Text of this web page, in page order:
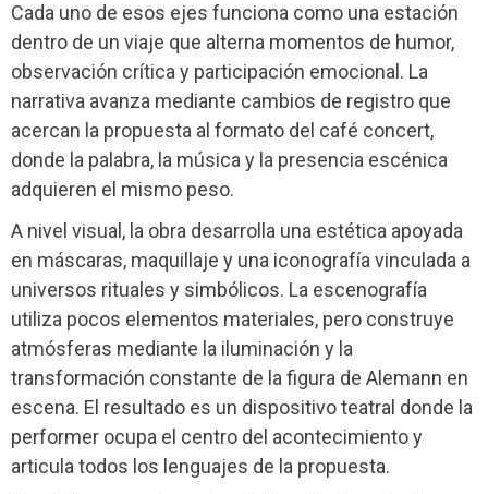
Cada uno de esos ejes funciona como una estación
dentro de un viaje que alterna momentos de humor,
observación crítica y participación emocional. La
narrativa avanza mediante cambios de registro que
acercan la propuesta al formato del café concert,
donde la palabra, la música y la presencia escénica
adquieren el mismo peso.
A nivel visual, la obra desarrolla una estética apoyada
en máscaras, maquillaje y una iconografía vinculada a
universos rituales y simbólicos. La escenografía
utiliza pocos elementos materiales, pero construye
atmósferas mediante la iluminación y la
transformación constante de la figura de Alemann en
escena. El resultado es un dispositivo teatral donde la
performer ocupa el centro del acontecimiento y
articula todos los lenguajes de la propuesta.